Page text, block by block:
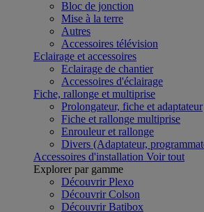
Bloc de jonction
Mise à la terre
Autres
Accessoires télévision
Eclairage et accessoires
Eclairage de chantier
Accessoires d'éclairage
Fiche, rallonge et multiprise
Prolongateur, fiche et adaptateur
Fiche et rallonge multiprise
Enrouleur et rallonge
Divers (Adaptateur,
Accessoires d'installation Voir tout
Explorer par gamme
Découvrir Plexo
Découvrir Colson
Découvrir Batibox